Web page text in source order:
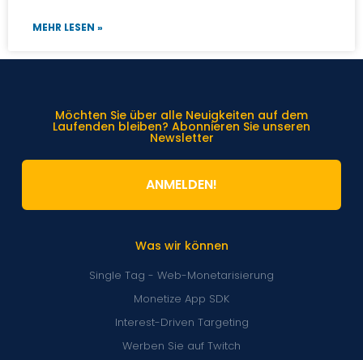
MEHR LESEN »
Was wir können
Single Tag - Web-Monetarisierung
Monetize App SDK
Interest-Driven Targeting
Werben Sie auf Twitch
Möchten Sie über alle Neuigkeiten auf dem
Laufenden bleiben? Abonnieren Sie unseren
Newsletter
ANMELDEN!